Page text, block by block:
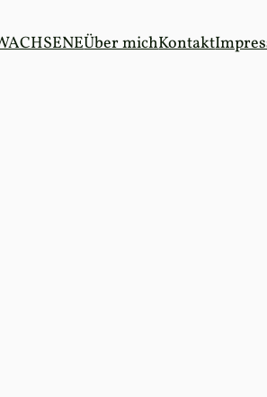
Über michKontakt